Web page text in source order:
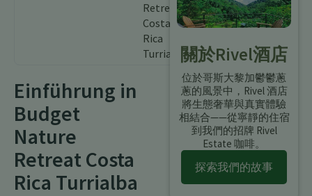
Retreat
Costa
Rica
Turrialba
Einführung in
Budget
Nature
Retreat Costa
Rica Turrialba
關於Rivel酒店
位於哥斯大黎加鬱鬱蔥
蔥的風景中，Rivel 酒店
將生態奢華與真實體驗
相結合——從寧靜的住宿
到我們的招牌 Rivel
Estate 咖啡。
探索我們的故事